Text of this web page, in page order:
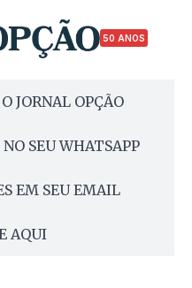
50 ANOS
JORNAL OPÇÃO
SEU WHATSAPP
EM SEU EMAIL
AQUI